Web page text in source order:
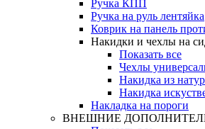
Ручка КПП
Ручка на руль лентяйка
Коврик на панель
Накидки и чехлы на
Показать все
Чехлы
Накидка из
Накидка
Накладка на пороги
ВНЕШНИЕ